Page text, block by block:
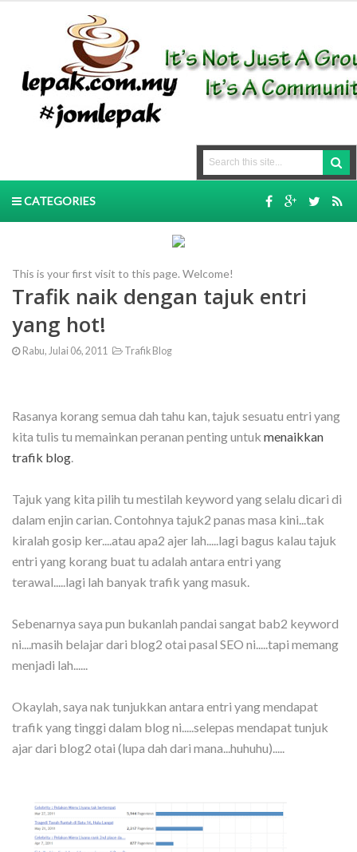
CATEGORIES
This is your first visit to this page. Welcome!
Trafik naik dengan tajuk entri
yang hot!
Rabu, Julai 06, 2011 Trafik Blog
Rasanya korang semua dah tahu kan, tajuk sesuatu entri yang
kita tulis tu memainkan peranan penting untuk menaikkan
trafik blog.
Tajuk yang kita pilih tu mestilah keyword yang selalu dicari di
dalam enjin carian. Contohnya tajuk2 panas masa kini...tak
kiralah gosip ker....atau apa2 ajer lah.....lagi bagus kalau tajuk
entri yang korang buat tu adalah antara entri yang
terawal.....lagi lah banyak trafik yang masuk.
Sebenarnya saya pun bukanlah pandai sangat bab2 keyword
ni....masih belajar dari blog2 otai pasal SEO ni.....tapi memang
menjadi lah......
Okaylah, saya nak tunjukkan antara entri yang mendapat
trafik yang tinggi dalam blog ni.....selepas mendapat tunjuk
ajar dari blog2 otai (lupa dah dari mana...huhuhu).....